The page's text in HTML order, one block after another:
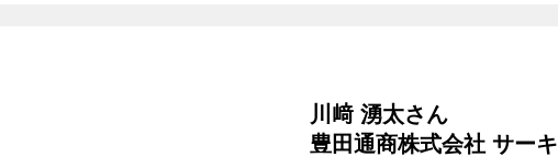
川﨑 湧太さん
豊田通商株式会社 サー